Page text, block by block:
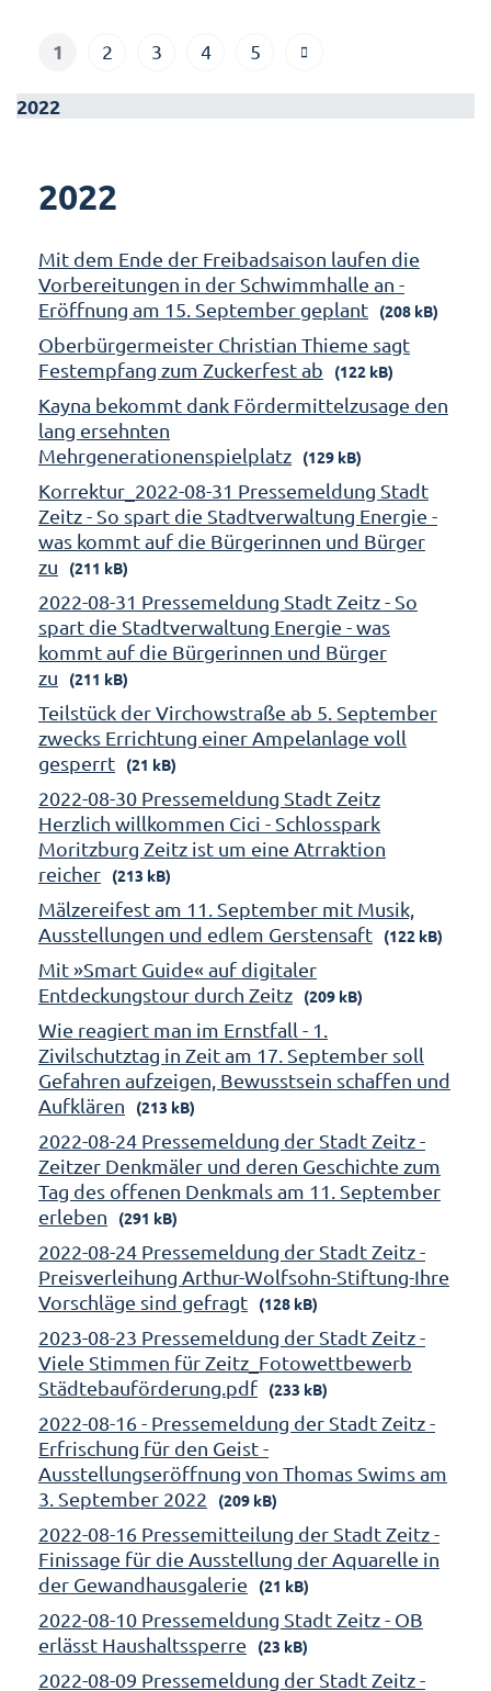
1 2 3 4 5
2022
2022
Mit dem Ende der Freibadsaison laufen die
Vorbereitungen in der Schwimmhalle an -
Eröffnung am 15. September geplant
(208 kB)
Oberbürgermeister Christian Thieme sagt
Festempfang zum Zuckerfest ab
(122 kB)
Kayna bekommt dank Fördermittelzusage den
lang ersehnten
Mehrgenerationenspielplatz
(129 kB)
Korrektur_2022-08-31 Pressemeldung Stadt
Zeitz - So spart die Stadtverwaltung Energie -
was kommt auf die Bürgerinnen und Bürger
zu
(211 kB)
2022-08-31 Pressemeldung Stadt Zeitz - So
spart die Stadtverwaltung Energie - was
kommt auf die Bürgerinnen und Bürger
zu
(211 kB)
Teilstück der Virchowstraße ab 5. September
zwecks Errichtung einer Ampelanlage voll
gesperrt
(21 kB)
2022-08-30 Pressemeldung Stadt Zeitz
Herzlich willkommen Cici - Schlosspark
Moritzburg Zeitz ist um eine Atrraktion
reicher
(213 kB)
Mälzereifest am 11. September mit Musik,
Ausstellungen und edlem Gerstensaft
(122 kB)
Mit »Smart Guide« auf digitaler
Entdeckungstour durch Zeitz
(209 kB)
Wie reagiert man im Ernstfall - 1.
Zivilschutztag in Zeit am 17. September soll
Gefahren aufzeigen, Bewusstsein schaffen und
Aufklären
(213 kB)
2022-08-24 Pressemeldung der Stadt Zeitz -
Zeitzer Denkmäler und deren Geschichte zum
Tag des offenen Denkmals am 11. September
erleben
(291 kB)
2022-08-24 Pressemeldung der Stadt Zeitz -
Preisverleihung Arthur-Wolfsohn-Stiftung-Ihre
Vorschläge sind gefragt
(128 kB)
2023-08-23 Pressemeldung der Stadt Zeitz -
Viele Stimmen für Zeitz_Fotowettbewerb
Städtebauförderung.pdf
(233 kB)
2022-08-16 - Pressemeldung der Stadt Zeitz -
Erfrischung für den Geist -
Ausstellungseröffnung von Thomas Swims am
3. September 2022
(209 kB)
2022-08-16 Pressemitteilung der Stadt Zeitz -
Finissage für die Ausstellung der Aquarelle in
der Gewandhausgalerie
(21 kB)
2022-08-10 Pressemeldung Stadt Zeitz - OB
erlässt Haushaltssperre
(23 kB)
2022-08-09 Pressemeldung der Stadt Zeitz -